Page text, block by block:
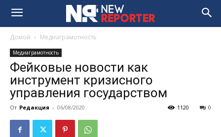
Домой Медиаграмотность
Медиаграмотность
Фейковые новости как
инструмент кризисного
управления государством
От Редакция - 06/08/2020 0
1120